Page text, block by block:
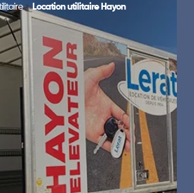
»Location utilitaire Hayon